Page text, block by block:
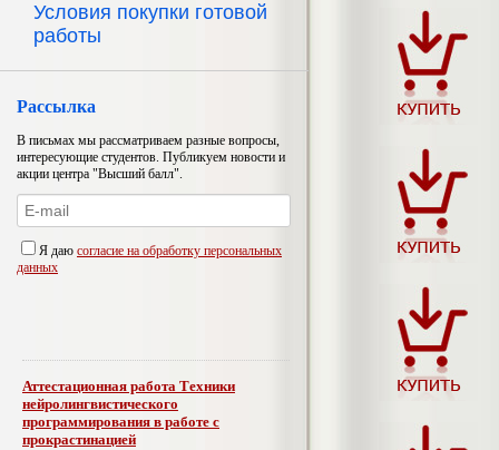
Условия покупки готовой
работы
Рассылка
В письмах мы рассматриваем разные вопросы,
интересующие студентов. Публикуем новости и
акции центра "Высший балл".
Я даю согласие на обработку персональных
данных
Аттестационная работа Техники
нейролингвистического
программирования в работе с
прокрастинацией